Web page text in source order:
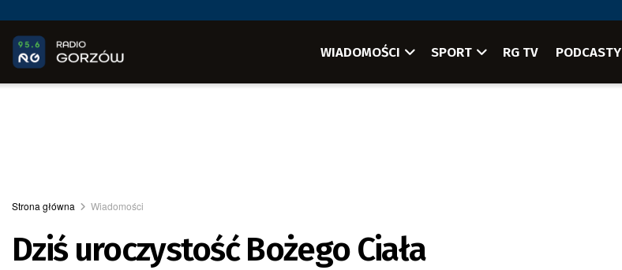
WIADOMOŚCI SPORT RG TV PODCASTY
Strona główna Wiadomości
Dziś uroczystość Bożego Ciała